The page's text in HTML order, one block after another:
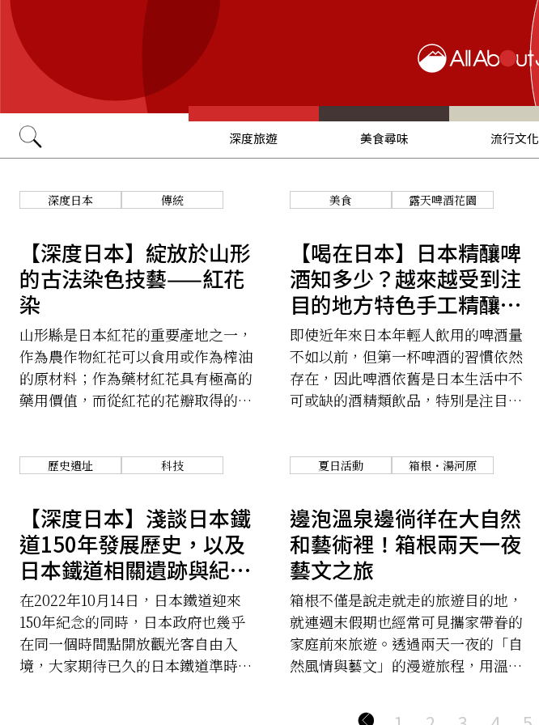
深度旅遊 美食尋味 流行文化
深度日本 傳統
【深度日本】綻放於山形
的古法染色技藝——紅花
染
山形縣是日本紅花的重要產地之一，
作為農作物紅花可以食用或作為榨油
的原材料；作為藥材紅花具有極高的
藥用價值，而從紅花的花瓣取得的色
美食 露天啤酒花園
【喝在日本】日本精釀啤
酒知多少？越來越受到注
目的地方特色手工精釀啤
酒
即使近年來日本年輕人飲用的啤酒量
不如以前，但第一杯啤酒的習慣依然
存在，因此啤酒依舊是日本生活中不
可或缺的酒精類飲品，特別是注目度
歷史遺址 科技
【深度日本】淺談日本鐵
道150年發展歷史，以及
日本鐵道相關遺跡與紀念
碑整理
在2022年10月14日，日本鐵道迎來
150年紀念的同時，日本政府也幾乎
在同一個時間點開放觀光客自由入
境，大家期待已久的日本鐵道準時又
夏日活動 箱根・湯河原
邊泡溫泉邊徜徉在大自然
和藝術裡！箱根兩天一夜
藝文之旅
箱根不僅是說走就走的旅遊目的地，
就連週末假期也經常可見攜家帶眷的
家庭前來旅遊。透過兩天一夜的「自
然風情與藝文」的漫遊旅程，用溫泉